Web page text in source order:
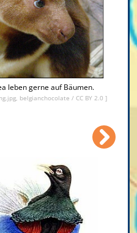
leben gerne auf Bäumen.
belgianchocolate / CC BY 2.0 ]